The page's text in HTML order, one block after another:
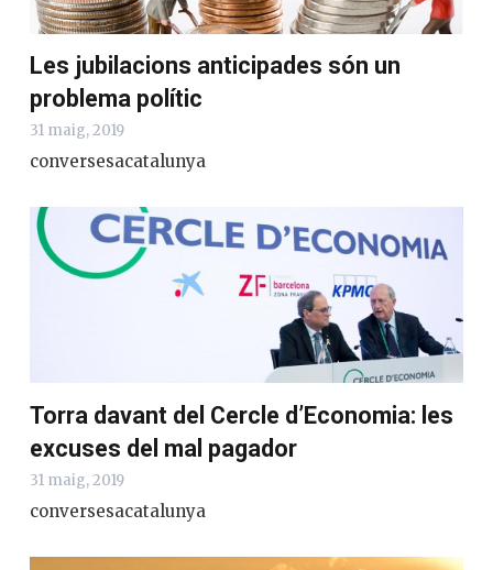
Les jubilacions anticipades són un
problema polític
31 maig, 2019
conversesacatalunya
Torra davant del Cercle d’Economia: les
excuses del mal pagador
31 maig, 2019
conversesacatalunya